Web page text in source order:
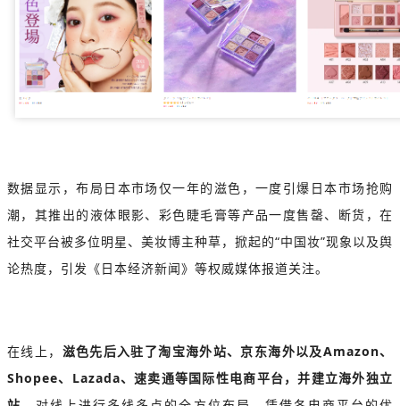
数据显示，布局日本市场仅一年的滋色，一度引爆日本市场抢购
潮，其推出的液体眼影、彩色睫毛膏等产品一度售罄、断货，在
社交平台被多位明星、美妆博主种草，掀起的“中国妆”现象以及舆
论热度，引发《日本经济新闻》等权威媒体报道关注。
在线上， 滋色先后入驻了淘宝海外站、京东海外以及Amazon、
Shopee、Lazada、速卖通等国际性电商平台，并建立海外独立